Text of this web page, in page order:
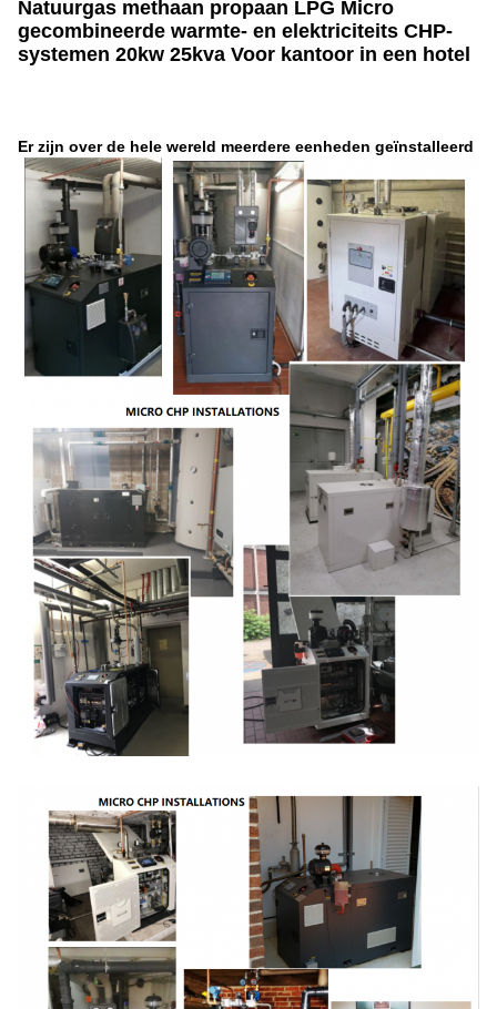
Natuurgas methaan propaan LPG Micro
gecombineerde warmte- en elektriciteits CHP-
systemen 20kw 25kva Voor kantoor in een hotel
Er zijn over de hele wereld meerdere eenheden geïnstalleerd